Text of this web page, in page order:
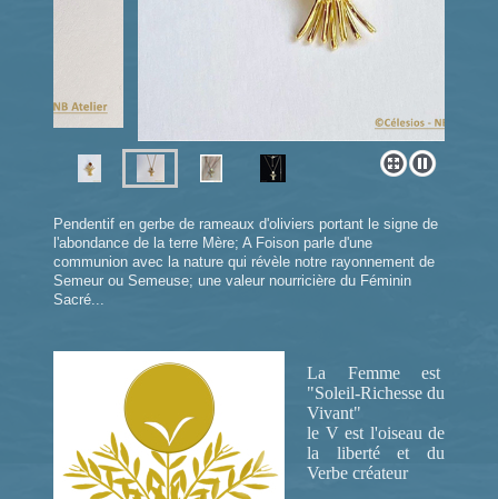
Pendentif en gerbe de rameaux d'oliviers portant le signe de
l'abondance de la terre Mère; A Foison parle d'une
communion avec la nature qui révèle notre rayonnement de
Semeur ou Semeuse; une valeur nourricière du Féminin
Sacré...
La Femme est
"Soleil-Richesse du
Vivant"
le V est l'oiseau de
la liberté et du
Verbe créateur